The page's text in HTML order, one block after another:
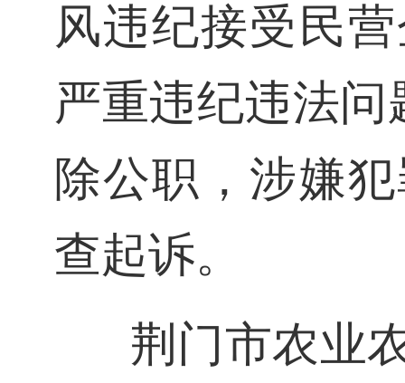
风违纪接受民
严重违纪违法问
除公职，涉嫌
查起诉。
荆门市农业